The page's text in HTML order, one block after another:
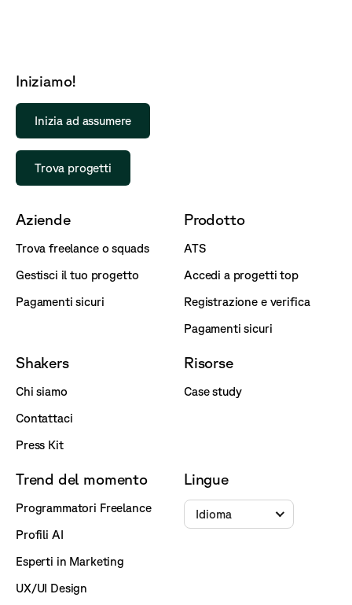
Iniziamo!
Inizia ad assumere
Trova progetti
Aziende
Trova freelance o squads
Gestisci il tuo progetto
Pagamenti sicuri
Prodotto
ATS
Accedi a progetti top
Registrazione e verifica
Pagamenti sicuri
Shakers
Chi siamo
Contattaci
Press Kit
Risorse
Case study
Trend del momento
Programmatori Freelance
Profili AI
Esperti in Marketing
UX/UI Design
Lingue
Idioma